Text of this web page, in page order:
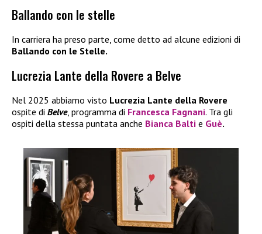
Ballando con le stelle
In carriera ha preso parte, come detto ad alcune edizioni di
Ballando con le Stelle.
Lucrezia Lante della Rovere a Belve
Nel 2025 abbiamo visto Lucrezia Lante della Rovere
ospite di Belve, programma di Francesca Fagnani. Tra gli
ospiti della stessa puntata anche Bianca Balti e Guè.